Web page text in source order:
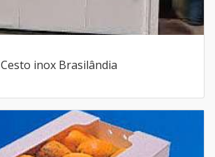
Cesto inox Brasilândia